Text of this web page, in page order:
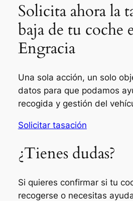
Solicita ahora la
baja de tu coche
Engracia
Una sola acción, un solo
datos para que podamos
recogida y gestión del
Solicitar tasación
¿Tienes dudas?
Si quieres confirmar si tu
recogerse o necesitas